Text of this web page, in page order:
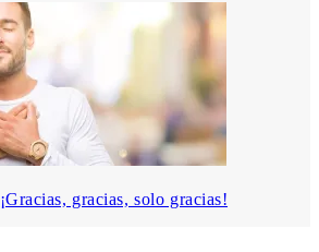
¡Gracias, gracias, solo gracias!